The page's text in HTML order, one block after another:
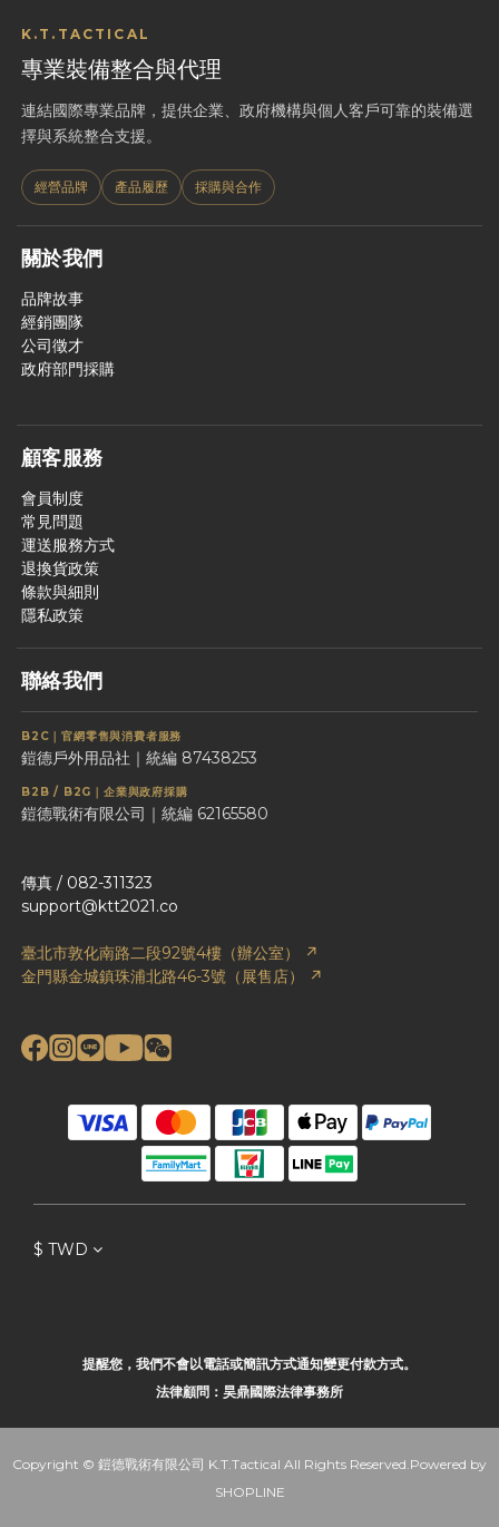
K.T.TACTICAL
專業裝備整合與代理
連結國際專業品牌，提供企業、政府機構與個人客戶可靠的裝備選
擇與系統整合支援。
經營品牌 產品履歷 採購與合作
關於我們
品牌故事
經銷團隊
公司徵才
政府部門採購
顧客服務
會員制度
常見問題
運送服務方式
退換貨政策
條款與細則
隱私政策
聯絡我們
B2C｜官網零售與消費者服務
鎧德戶外用品社｜統編 87438253
B2B / B2G｜企業與政府採購
鎧德戰術有限公司｜統編 62165580
傳真 / 082-311323
support@ktt2021.co
臺北市敦化南路二段92號4樓（辦公室） ↗
金門縣金城鎮珠浦北路46-3號（展售店） ↗
$ TWD
提醒您，我們不會以電話或簡訊方式通知變更付款方式。
法律顧問：昊鼎國際法律事務所
Copyright © 鎧德戰術有限公司 K.T.Tactical All Rights Reserved.Powered by
SHOPLINE